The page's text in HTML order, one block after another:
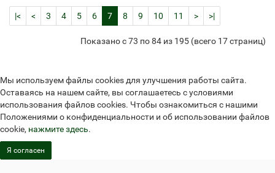
|< < 3 4 5 6 7 8 9 10 11 > >|
Показано с 73 по 84 из 195 (всего 17 страниц)
Мы используем файлы cookies для улучшения работы сайта.
Оставаясь на нашем сайте, вы соглашаетесь с условиями
использования файлов cookies. Чтобы ознакомиться с нашими
Положениями о конфиденциальности и об использовании файлов
cookie, нажмите здесь.
Я согласен